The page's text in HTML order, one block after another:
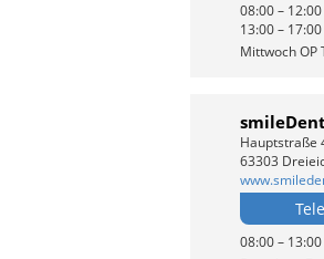
08:00 –
13:00 –
Mittwoch OP
Hauptstraße
63303
08:00 –